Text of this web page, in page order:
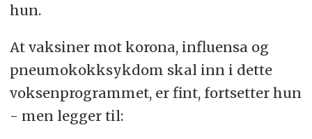
hun.
At vaksiner mot korona, influensa og
pneumokokksykdom skal inn i dette
voksenprogrammet, er fint, fortsetter hun
- men legger til: